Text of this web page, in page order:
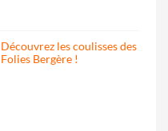
Découvrez les coulisses des
Folies Bergère !